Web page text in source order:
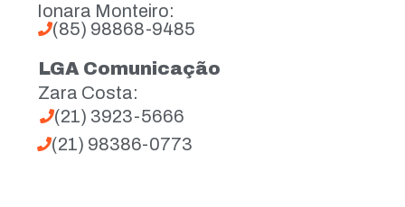
Ionara Monteiro:
(85) 98868-9485
LGA Comunicação
Zara Costa:
(21) 3923-5666
(21) 98386-0773